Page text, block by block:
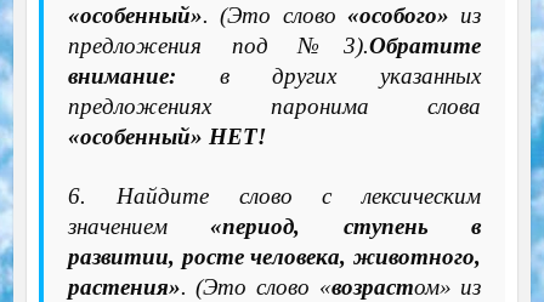
«особенный». (Это слово «особого» из
предложения под №3).Обратите
внимание: в других указанных
предложениях паронима слова
«особенный» НЕТ!
6. Найдите слово с лексическим
значением«период, ступень в
развитии, росте человека, животного,
растения». (Это слово «возрастом» из